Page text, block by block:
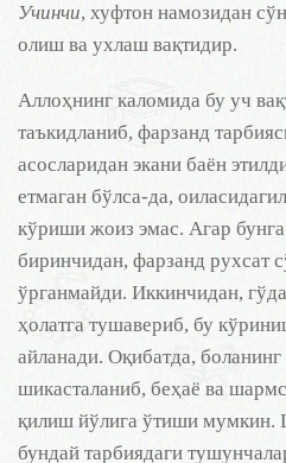
Учинчи, хуфтон намозидан
олиш ва ухлаш вақтидир.
Аллоҳнинг каломида бу уч
таъкидланиб, фарзанд
асосларидан экани баён
етмаган бўлса-да,
кўриши жоиз эмас. Агар бунга
биринчидан, фарзанд рухсат
ўрганмайди. Иккинчидан,
ҳолатга тушавериб, бу
айланади. Оқибатда,
шикасталаниб, беҳаё ва
қилиш йўлига ўтиши мумкин.
бундай тарбиядаги